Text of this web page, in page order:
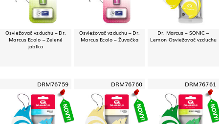
Osviežovač vzduchu – Dr.
Marcus Ecolo – Zelené
jablko
Osviežovač vzduchu – Dr.
Marcus Ecolo – Žuvačka
Dr. Marcus – SONIC –
Lemon Osviežovač vzduchu
DRM76759 DRM76760 DRM76761